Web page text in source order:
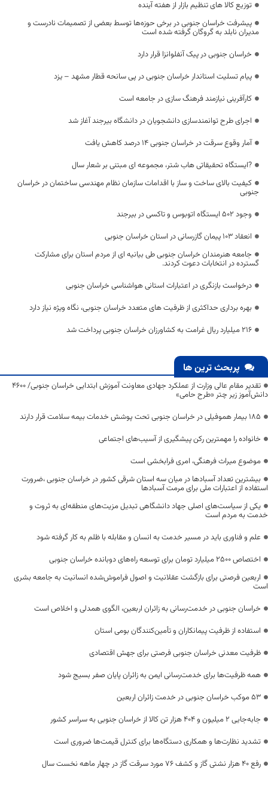
توزیع کالا های تنظیم بازار از هفته آینده
پیشرفت خراسان جنوبی در برخی حوزه‌ها توسط بعضی از تصمیمات نادرست و
مدیران نابلد به گروگان گرفته شده است
خراسان جنوبی در پیک آنفلوانزا قرار دارد
پیام تسلیت استاندار خراسان جنوبی در پی سانحه قطار مشهد – یزد
کارآفرینی نیازمند فرهنگ سازی در جامعه است
اجرای طرح توانمندسازی دانشجویان در دانشگاه بیرجند آغاز شد
آمار وقوع سرقت در خراسان جنوبی ۱۴ درصد کاهش یافت
?ایستگاه تحقیقاتی هاب شتر، مجموعه ای مبتنی بر شعار سال
کیفیت بالای ساخت و ساز با اقدامات سازمان نظام مهندسی ساختمان در خراسان
جنوبی
وجود ۵۰۲ ایستگاه اتوبوس و تاکسی در بیرجند
انعقاد ۱۰۳ پيمان گازرسانی در استان خراسان جنوبی
جامعه هنرمندان خراسان جنوبی طی بیانیه ای از مردم استان برای مشارکت
گسترده در انتخابات دعوت کردند.
درخواست بازنگری در اعتبارات استانی هواشناسی خراسان جنوبی
بهره برداری حداکثری از ظرفیت های متعدد خراسان جنوبی، نگاه ویژه نیاز دارد
۲۱۶ میلیارد ریال غرامت به کشاورزان خراسان جنوبی پرداخت شد
پربحث ترین ها
تقدیر مقام عالی وزارت از عملکرد جهادی معاونت آموزش ابتدایی خراسان جنوبی/ ۴۶۰۰
دانش‌آموز زیر چتر «طرح حامی»
۱۸۵ بیمار هموفیلی در خراسان جنوبی تحت پوشش خدمات بیمه سلامت قرار دارند
خانواده را مهمترین رکن پیشگیری از آسیب‌های اجتماعی
موضوع میراث فرهنگی، امری فرابخشی است
بیشترین تعداد آسبادها در میان سه استان شرقی کشور در خراسان جنوبی ،ضرورت
استفاده از اعتبارات ملی برای مرمت آسبادها
یکی از سیاست‌های اصلی جهاد دانشگاهی تبدیل مزیت‌های منطقه‌ای به ثروت و
خدمت به مردم است
علم و فناوری باید در مسیر خدمت به انسان و مقابله با ظلم به کار گرفته شود
اختصاص 2500 میلیارد تومان برای توسعه راه‌های دوبانده خراسان جنوبی
اربعین فرصتی برای بازگشت عقلانیت و اصول فراموش‌شده انسانیت به جامعه بشری
است
خراسان جنوبی در خدمت‌رسانی به زائران اربعین، الگوی همدلی و اخلاص است
استفاده از ظرفیت پیمانکاران و تأمین‌کنندگان بومی استان
ظرفیت معدنی خراسان جنوبی فرصتی برای جهش اقتصادی
همه ظرفیت‌ها برای خدمت‌رسانی ایمن به زائران پایان صفر بسیج شود
53 موکب خراسان جنوبی در خدمت زائران اربعین
جابه‌جایی 2 میلیون و 404 هزار تن کالا از خراسان جنوبی به سراسر کشور
تشدید نظارت‌ها و همکاری دستگاه‌ها برای کنترل قیمت‌ها ضروری است
رفع 40 هزار نشتی گاز و کشف 76 مورد سرقت گاز در چهار ماهه نخست سال